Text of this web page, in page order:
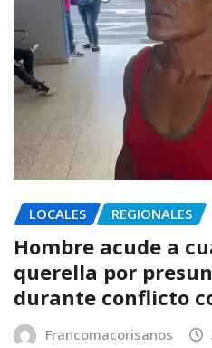
LOCALES REGIONALES
Hombre acude a
querella por
durante conflicto
Francomacorisanos